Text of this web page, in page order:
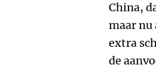
China,
maar nu
extra
de